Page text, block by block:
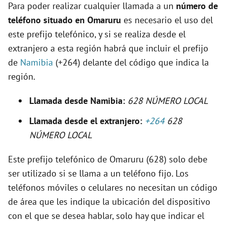
e
o
Para poder realizar cualquier llamada a un número de
teléfono situado en Omaruru es necesario el uso del
este prefijo telefónico, y si se realiza desde el
extranjero a esta región habrá que incluir el prefijo
de Namibia (+264) delante del código que indica la
región.
Llamada desde Namibia: 628 NÚMERO LOCAL
Llamada desde el extranjero: +264628
NÚMERO LOCAL
Este prefijo telefónico de Omaruru (628) solo debe
ser utilizado si se llama a un teléfono fijo. Los
teléfonos móviles o celulares no necesitan un código
de área que les indique la ubicación del dispositivo
con el que se desea hablar, solo hay que indicar el